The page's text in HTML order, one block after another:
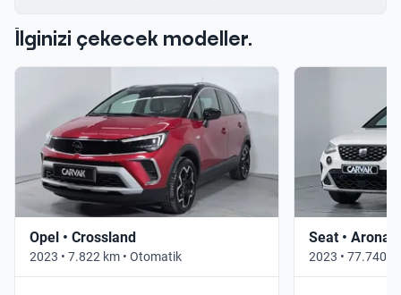
İlginizi çekecek modeller.
Opel • Crossland
2023 • 7.822 km • Otomatik
Seat • Arona
2023 • 77.740